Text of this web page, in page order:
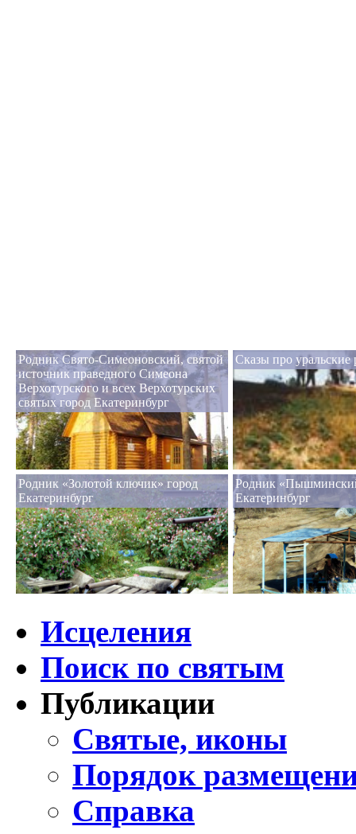
Родник Свято-Симеоновский, святой
источник праведного Симеона
Верхотурского и всех Верхотурских
святых город Екатеринбург
Сказы про уральские
Родник «Золотой ключик» город
Екатеринбург
Родник
Екатеринбург
Исцеления
Поиск по святым
Публикации
Святые, иконы
Порядок
Справка